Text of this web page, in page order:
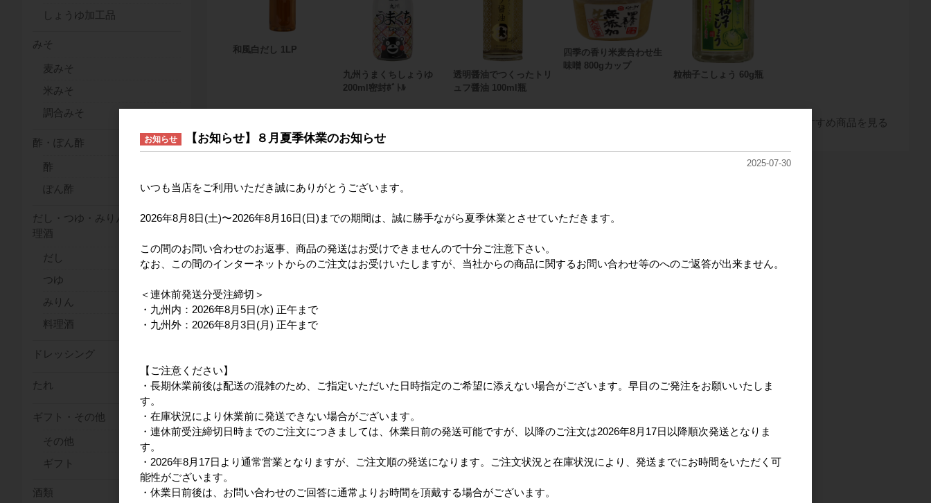
和風白だし 1LP
九州うまくちしょうゆ
200ml密封ﾎﾞﾄﾙ
透明醤油でつくったトリ
ュフ醤油 100ml瓶
四季の香り米麦合わせ生
味噌 800gカップ
粒柚子こしょう 60g瓶
すべてのおすすめ商品を見る
しょうゆ加工品
みそ
麦みそ
米みそ
調合みそ
酢・ぽん酢
酢
ぽん酢
だし・つゆ・みりん・料
理酒
だし
つゆ
みりん
料理酒
ドレッシング
たれ
ギフト・その他
その他
ギフト
酒類
お知らせ 【お知らせ】８月夏季休業のお知らせ
2025-07-30
いつも当店をご利用いただき誠にありがとうございます。
2026年8月8日(土)〜2026年8月16日(日)までの期間は、誠に勝手ながら夏季休業とさせていただきます。
この間のお問い合わせのお返事、商品の発送はお受けできませんので十分ご注意下さい。
なお、この間のインターネットからのご注文はお受けいたしますが、当社からの商品に関するお問い合わせ等のへのご返答が出来ません。
＜連休前発送分受注締切＞
・九州内：2026年8月5日(水) 正午まで
・九州外：2026年8月3日(月) 正午まで
【ご注意ください】
・長期休業前後は配送の混雑のため、ご指定いただいた日時指定のご希望に添えない場合がございます。早目のご発注をお願いいたしま
す。
・在庫状況により休業前に発送できない場合がございます。
・連休前受注締切日時までのご注文につきましては、休業日前の発送可能ですが、以降のご注文は2026年8月17日以降順次発送となりま
す。
・2026年8月17日より通常営業となりますが、ご注文順の発送になります。ご注文状況と在庫状況により、発送までにお時間をいただく可
能性がございます。
・休業日前後は、お問い合わせのご回答に通常よりお時間を頂戴する場合がございます。